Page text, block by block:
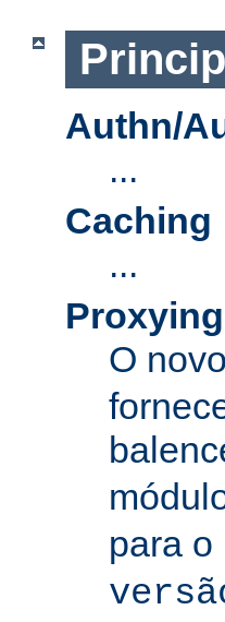
Authn/
...
Caching
...
Proxying
O
para o